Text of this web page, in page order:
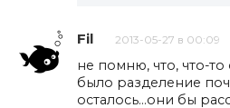
Fil 2013-05-27 в 00:09
не помню, что, что-
было разделение
осталось…они бы